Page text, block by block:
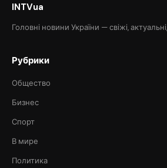
INTVua
Головні новини України — свіжі,
Рубрики
Общество
Бизнес
Спорт
В мире
Политика